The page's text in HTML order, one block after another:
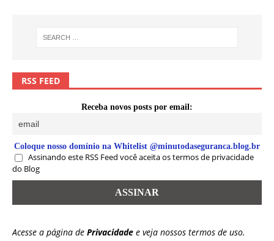
RSS FEED
Receba novos posts por email:
Coloque nosso domínio na Whitelist @minutodaseguranca.blog.br
Assinando este RSS Feed você aceita os termos de privacidade
do Blog
Acesse a página de Privacidade e veja nossos termos de uso.